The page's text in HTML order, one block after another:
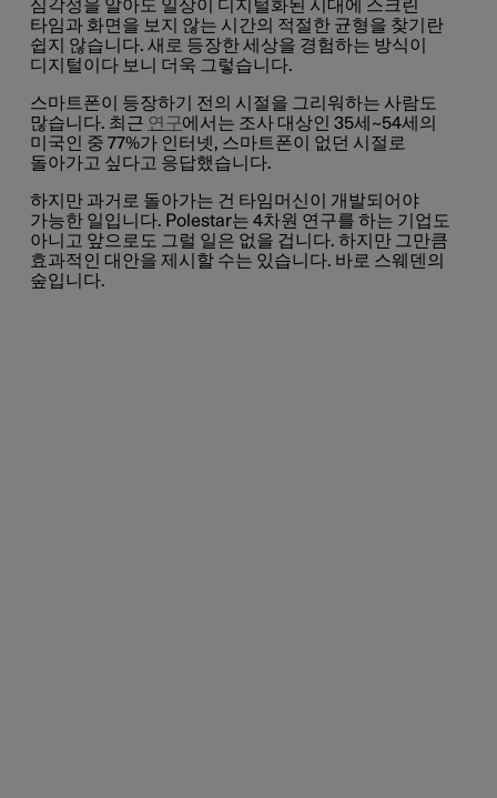
심각성을 알아도 일상이 디지털화된 시대에 스크린
타임과 화면을 보지 않는 시간의 적절한 균형을 찾기란
쉽지 않습니다. 새로 등장한 세상을 경험하는 방식이
디지털이다 보니 더욱 그렇습니다.
스마트폰이 등장하기 전의 시절을 그리워하는 사람도
많습니다. 최근 연구에서는 조사 대상인 35세~54세의
미국인 중 77%가 인터넷, 스마트폰이 없던 시절로
돌아가고 싶다고 응답했습니다.
하지만 과거로 돌아가는 건 타임머신이 개발되어야
가능한 일입니다. Polestar는 4차원 연구를 하는 기업도
아니고 앞으로도 그럴 일은 없을 겁니다. 하지만 그만큼
효과적인 대안을 제시할 수는 있습니다. 바로 스웨덴의
숲입니다.